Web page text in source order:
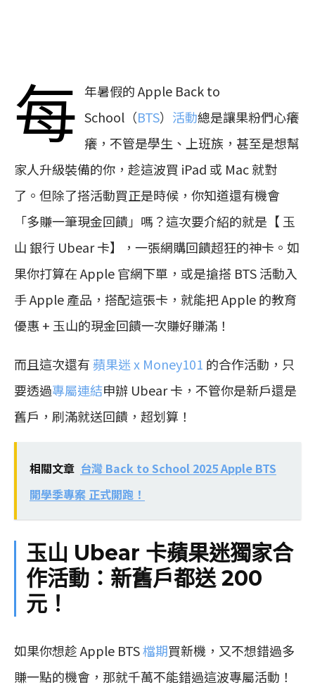
每 年暑假的 Apple Back to
School（BTS） 活動總是讓果粉們心癢
癢，不管是學生、上班族，甚至是想幫
家人升級裝備的你，趁這波買 iPad 或 Mac 就對
了。但除了搭活動買正是時候，你知道還有機會
「多賺一筆現金回饋」嗎？這次要介紹的就是【 玉
山 銀行 Ubear 卡】，一張網購回饋超狂的神卡。如
果你打算在 Apple 官網下單，或是搶搭 BTS 活動入
手 Apple 產品，搭配這張卡，就能把 Apple 的教育
優惠 + 玉山的現金回饋一次賺好賺滿！
而且這次還有 蘋果迷 x Money101 的合作活動，只
要透過專屬連結申辦 Ubear 卡，不管你是新戶還是
舊戶，刷滿就送回饋，超划算！
相關文章 台灣 Back to School 2025 Apple BTS
開學季專案 正式開跑！
玉山 Ubear 卡蘋果迷獨家合
作活動：新舊戶都送 200
元！
如果你想趁 Apple BTS檔期買新機，又不想錯過多
賺一點的機會，那就千萬不能錯過這波專屬活動！